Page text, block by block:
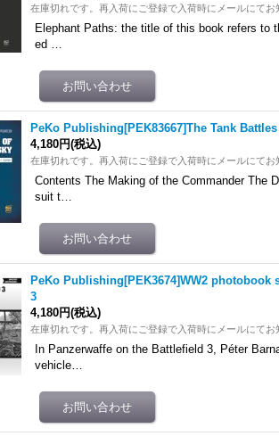
在庫切れです。再入荷にご登録で入荷時にメールにてお
Elephant Paths: the title of this book refers to
ed …
PeKo Publishing[PEK83667]The Tank
4,180円(税込)
在庫切れです。再入荷にご登録で入荷時にメールにてお
Contents The Making of the Commander The
suit t…
PeKo Publishing[PEK3674]WW2 photobook
3
4,180円(税込)
在庫切れです。再入荷にご登録で入荷時にメールにてお
In Panzerwaffe on the Battlefield 3, Péter
vehicle…